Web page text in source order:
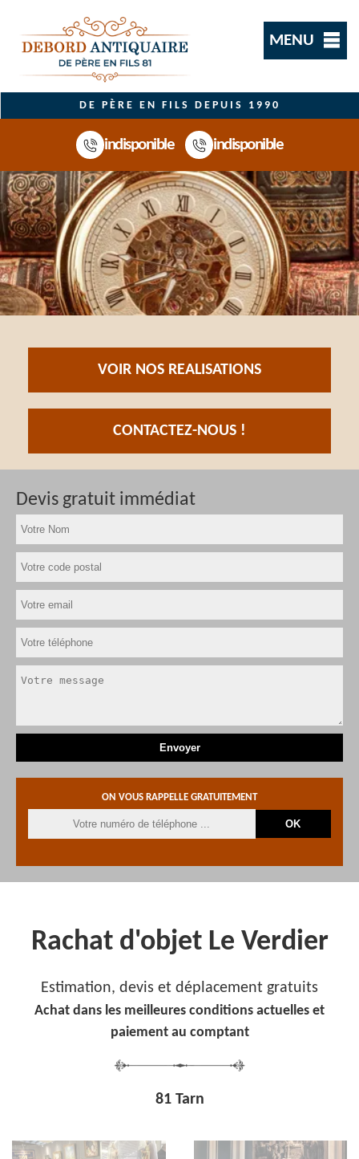
MENU
DE PÈRE EN FILS DEPUIS 1990
indisponible indisponible
VOIR NOS REALISATIONS
CONTACTEZ-NOUS !
Devis gratuit immédiat
ON VOUS RAPPELLE GRATUITEMENT
Rachat d'objet Le Verdier
Estimation, devis et déplacement gratuits
Achat dans les meilleures conditions actuelles et
paiement au comptant
81 Tarn